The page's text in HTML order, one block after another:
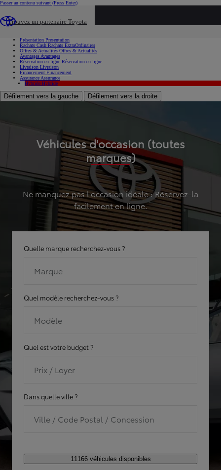
Passer au contenu suivant (Press Enter)
Trouvez un partenaire Toyota
Présentation Présentation
Rachats Cash Rachats ExtraOrdinaires
Offres & Actualités Offres & Actualités
Avantages Avantages
Réservation en ligne Réservation en ligne
Livraison Livraison
Financement Financement
Assurance Assurance
Hybride Hybride
Défilement vers la gauche Défilement vers la droite
Véhicules d'occasion (toutes
marques)
Ne manquez pas l'occasion idéale : Réservez-la
facilement en ligne.
Quelle marque recherchez-vous ?
Marque
Quel modèle recherchez-vous ?
Modèle
Quel est votre budget ?
Prix / Loyer
Dans quelle ville ?
Ville / Code Postal / Concession
11166 véhicules disponibles